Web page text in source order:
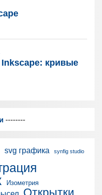
--------
svg графика synfig studio
Изометрия